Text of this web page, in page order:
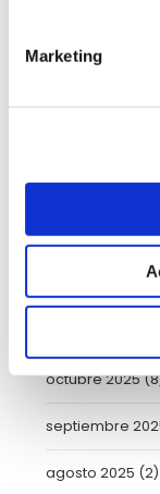
Marketing
enero 2026(5)
octubre 2025
septiembre
agosto 2025 (2)